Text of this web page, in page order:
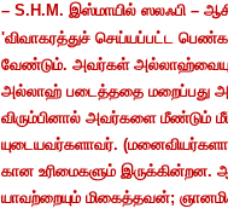
– S.H.M. இஸ்மாயில் ஸலஃபி –
'விவாகரத்துச் செய்யப்பட்ட
வேண்டும். அவர்கள் அல்லாஹ்வையும்
அல்லாஹ் படைத்ததை மறைப்பது
விரும்பினால் அவர்களை மீண்டும்
யுடையவர்களாவர்.
கான உரிமைகளும் இருக்கின்றன.
யாவற்றையும் மிகைத்தவன்;